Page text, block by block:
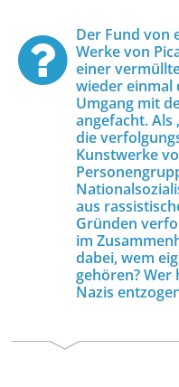
Der Fund von
Werke von
einer
wieder einmal
Umgang mit
angefacht. Als
die
Kunstwerke
aus
Gründen
im
dabei, wem
gehören? Wer
Nazis